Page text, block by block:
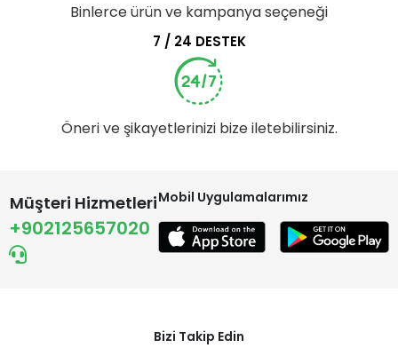
Binlerce ürün ve kampanya seçeneği
7 / 24 DESTEK
Öneri ve şikayetlerinizi bize iletebilirsiniz.
Müşteri Hizmetleri
+902125657020
Mobil Uygulamalarımız
Bizi Takip Edin